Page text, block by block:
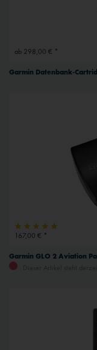
ab 298,00 € *
Garmin Datenbank-
167,00 € *
Garmin GLO 2 Aviation